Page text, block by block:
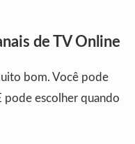
de TV Online
bom. Você pode
escolher quando